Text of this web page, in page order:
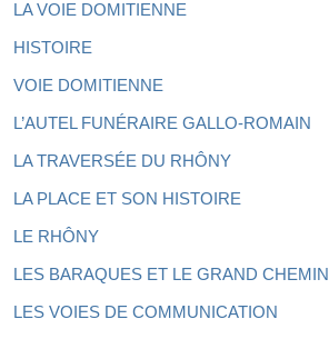
LA VOIE DOMITIENNE
HISTOIRE
VOIE DOMITIENNE
L’AUTEL FUNÉRAIRE GALLO-ROMAIN
LA TRAVERSÉE DU RHÔNY
LA PLACE ET SON HISTOIRE
LE RHÔNY
LES BARAQUES ET LE GRAND CHEMIN
LES VOIES DE COMMUNICATION